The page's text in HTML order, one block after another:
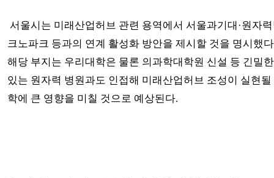
서울시는 미래산업허브 관련 용역에서 서울과기대·원자
크노파크 등과의 연계 활성화 방안을 제시할 것을 명시했
해당 부지는 우리대학은 물론 의과학대학원 신설 등 긴밀
있는 원자력 병원과도 인접해 미래산업허브 조성이 실현
학에 큰 영향을 미칠 것으로 예상된다.